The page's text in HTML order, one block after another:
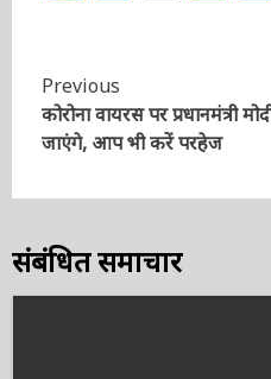
Continue
Reading
Previous
कोरोना वायरस पर प्रधानमंत्री
जाएंगे, आप भी करें परहेज
संबंधित समाचार